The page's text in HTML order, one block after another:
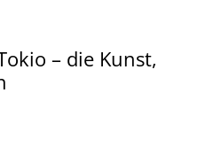
– die Kunst,